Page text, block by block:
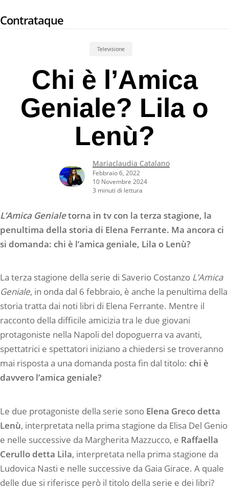
to
Contrataque
Televisione
Chi è l’Amica
Geniale? Lila o
Lenù?
Mariaclaudia Catalano
Febbraio 6, 2022
10 Novembre 2024
3 minuti di lettura
L’Amica Genialetorna in tv con la terza stagione, la
penultima della storia di Elena Ferrante. Ma ancora ci
si domanda: chi è l’amica geniale, Lila o Lenù?
La terza stagione della serie di Saverio Costanzo L’Amica
Geniale, in onda dal 6 febbraio, è anche la penultima della
storia tratta dai noti libri di Elena Ferrante. Mentre il
racconto della difficile amicizia tra le due giovani
protagoniste nella Napoli del dopoguerra va avanti,
spettatrici e spettatori iniziano a chiedersi se troveranno
mai risposta a una domanda posta fin dal titolo: chi è
davvero l’amica geniale?
Le due protagoniste della serie sono Elena Greco detta
Lenù, interpretata nella prima stagione da Elisa Del Genio
e nelle successive da Margherita Mazzucco, e Raffaella
Cerullo detta Lila, interpretata nella prima stagione da
Ludovica Nasti e nelle successive da Gaia Girace. A quale
delle due si riferisce però il titolo della serie e dei libri?